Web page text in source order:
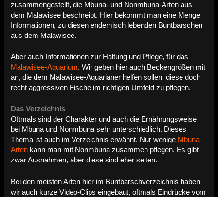
zusammengestellt, die Mbuna- und Nonmbuna-Arten aus
dem Malawisee beschreibt. Hier bekommt man eine Menge
Informationen, zu diesen endemisch lebenden Buntbarschen
aus dem Malawisee.
Aber auch Informationen zur Haltung und Pflege, für das
Malawisee-Aquarium. Wir geben hier auch Beckengrößen mit
an, die dem Malawisee-Aquarianer helfen sollen, diese doch
recht aggressiven Fische im richtigen Umfeld zu pflegen.
Das Verzeichnis
Oftmals sind der Charakter und auch die Ernährungsweise
bei Mbuna und Nonmbuna sehr unterschiedlich. Dieses
Thema ist auch im Verzeichnis erwähnt. Nur wenige Mbuna-
Arten kann man mit Nonmbuna zusammen pflegen. Es gibt
zwar Ausnahmen, aber diese sind eher selten.
Bei den meisten Arten hier im Buntbarschverzeichnis haben
wir auch kurze Video-Clips eingebaut, oftmals Eindrücke vom